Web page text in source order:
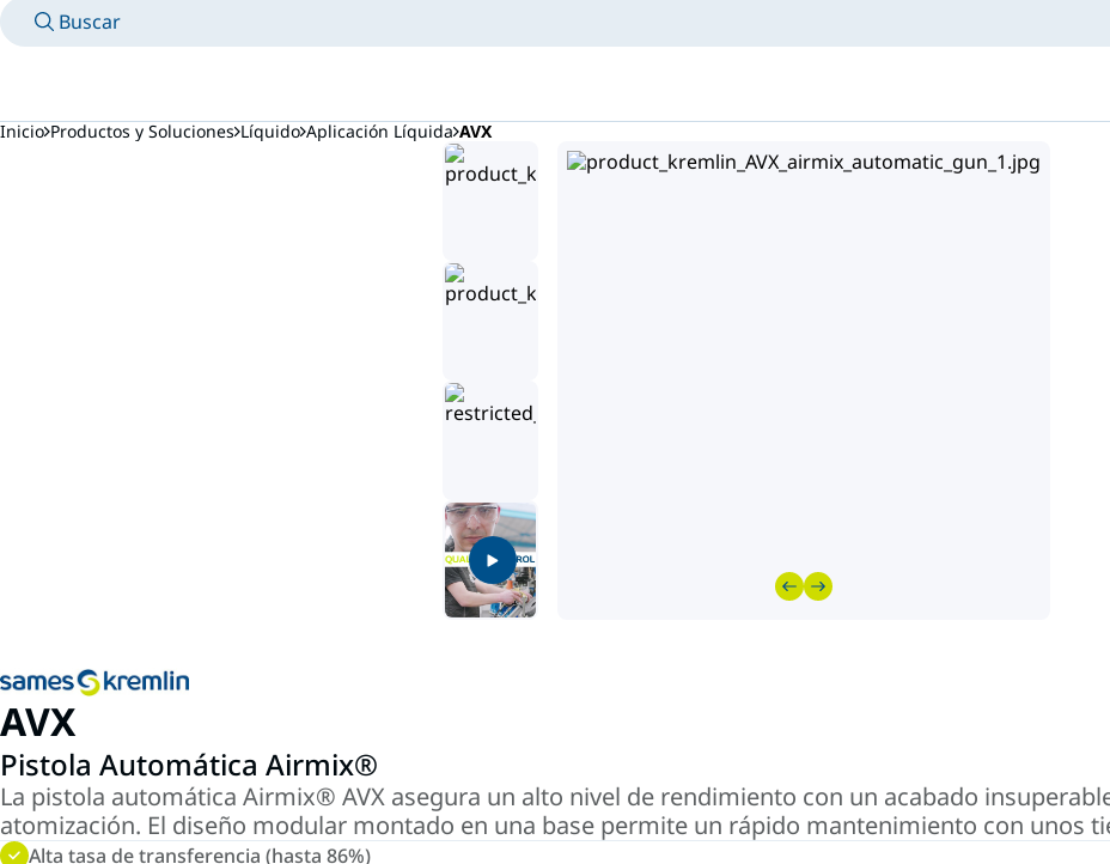
Buscar
Inicio Productos y Soluciones Líquido Aplicación Líquida AVX
AVX
Pistola Automática Airmix®
La pistola automática Airmix® AVX asegura un alto nivel de rendimiento con un acabado
atomización. El diseño modular montado en una base permite un rápido mantenimiento con unos
Alta tasa de transferencia (hasta 86%)